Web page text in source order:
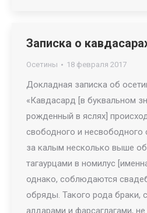
Записка о
Осетины 18 февраля 2017
Докладная записка об
«Кавдасард [в буквальном
рожденный в яслях]
свободного и несвободного
за калым несколько выше
тагаурцами в номилус
однако, соблюдаются
обряды. Такого рода браки,
алдарами и фарсаглагами,